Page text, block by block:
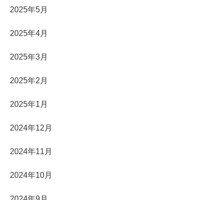
2025年5月
2025年4月
2025年3月
2025年2月
2025年1月
2024年12月
2024年11月
2024年10月